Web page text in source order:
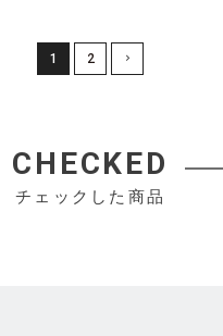
1 2
CHECKED
チェックした商品